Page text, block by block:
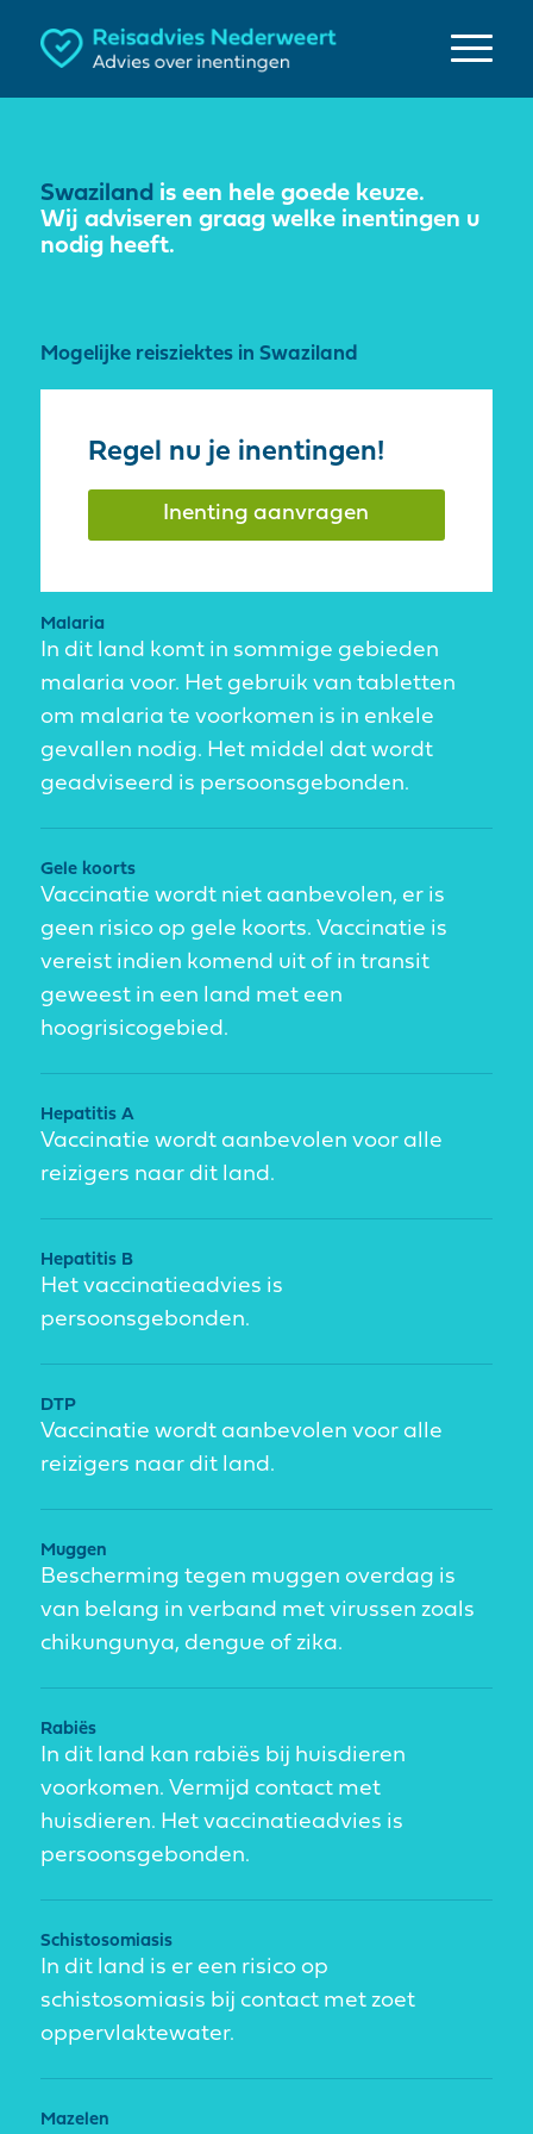
Swaziland is een hele goede keuze.
Wij adviseren graag welke inentingen u
nodig heeft.
Mogelijke reisziektes in Swaziland
Regel nu je inentingen!
Inenting aanvragen
Malaria
In dit land komt in sommige gebieden
malaria voor. Het gebruik van tabletten
om malaria te voorkomen is in enkele
gevallen nodig. Het middel dat wordt
geadviseerd is persoonsgebonden.
Gele koorts
Vaccinatie wordt niet aanbevolen, er is
geen risico op gele koorts. Vaccinatie is
vereist indien komend uit of in transit
geweest in een land met een
hoogrisicogebied.
Hepatitis A
Vaccinatie wordt aanbevolen voor alle
reizigers naar dit land.
Hepatitis B
Het vaccinatieadvies is
persoonsgebonden.
DTP
Vaccinatie wordt aanbevolen voor alle
reizigers naar dit land.
Muggen
Bescherming tegen muggen overdag is
van belang in verband met virussen zoals
chikungunya, dengue of zika.
Rabiës
In dit land kan rabiës bij huisdieren
voorkomen. Vermijd contact met
huisdieren. Het vaccinatieadvies is
persoonsgebonden.
Schistosomiasis
In dit land is er een risico op
schistosomiasis bij contact met zoet
oppervlaktewater.
Mazelen